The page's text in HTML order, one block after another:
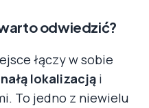
odwiedzić?
łączy w sobie
lokalizacją i
To jedno z niewielu